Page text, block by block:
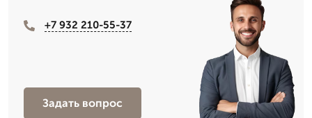
+7 932 210-55-37
Задать вопрос